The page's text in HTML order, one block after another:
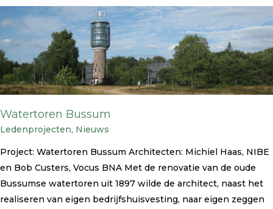
Watertoren Bussum
Ledenprojecten, Nieuws
Project: Watertoren Bussum Architecten: Michiel Haas, NIBE
en Bob Custers, Vocus BNA Met de renovatie van de oude
Bussumse watertoren uit 1897 wilde de architect, naast het
realiseren van eigen bedrijfshuisvesting, naar eigen zeggen
Watertoren
Bussum